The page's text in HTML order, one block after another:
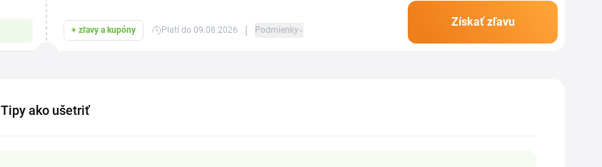
+ zľavy a kupóny Platí do 09.08.2026 | Podmienky
Získať zľavu
Tipy ako ušetriť